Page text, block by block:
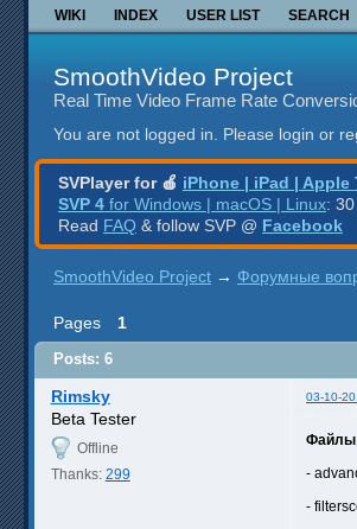
WIKI INDEX USER LIST SEARCH
SmoothVideo Project
Real Time Video Frame Rate
You are not logged in. Please login or
SVPlayer for 🍎 iPhone | iPad | Apple
SVP 4 for Windows | macOS | Linux: 30
Read FAQ & follow SVP @ Facebook
SmoothVideo Project → Форумные
Pages 1
Posts: 6
Rimsky 03-10-
Beta Tester
Offline
Thanks: 299
Файлы
-
-